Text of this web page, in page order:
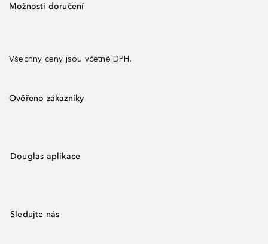
Možnosti doručení
Všechny ceny jsou včetně DPH.
Ověřeno zákazníky
Douglas aplikace
Sledujte nás